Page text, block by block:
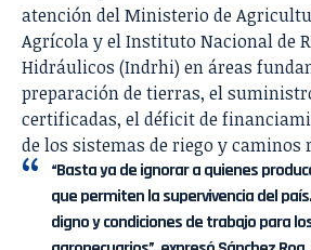
atención del Ministerio de
Agrícola y el Instituto Nacional de
Hidráulicos (Indrhi) en áreas
preparación de tierras, el
certificadas, el déficit de
de los sistemas de riego y caminos
“Basta ya de ignorar a quienes
que permiten la supervivencia del
digno y condiciones de trabajo para